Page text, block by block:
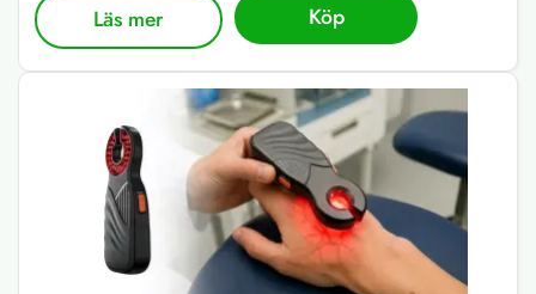
Läs mer Köp